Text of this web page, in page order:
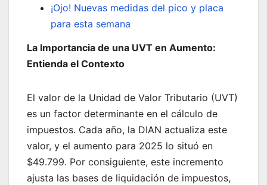
¡Ojo! Nuevas medidas del pico y placa
para esta semana
La Importancia de una UVT en Aumento:
Entienda el Contexto
El valor de la Unidad de Valor Tributario (UVT)
es un factor determinante en el cálculo de
impuestos. Cada año, la DIAN actualiza este
valor, y el aumento para 2025 lo situó en
$49.799. Por consiguiente, este incremento
ajusta las bases de liquidación de impuestos,